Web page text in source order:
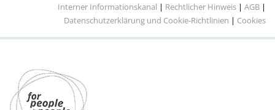
Interner Informationskanal | Rechtlicher Hinweis | AGB |
Datenschutzerklärung und Cookie-Richtlinien | Cookies